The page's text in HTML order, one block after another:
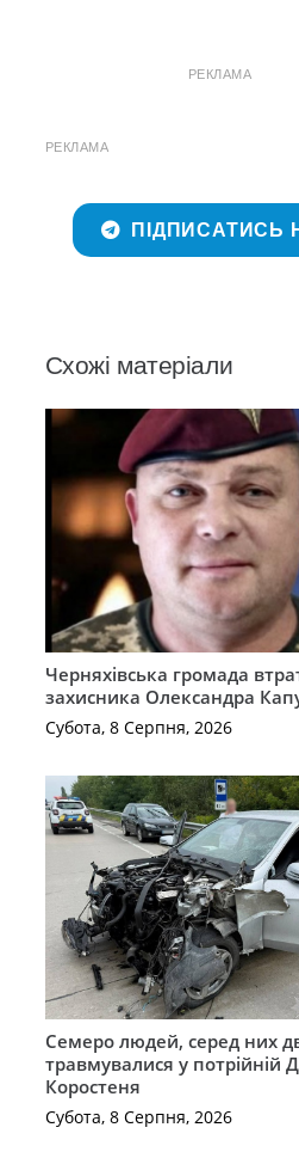
РЕКЛАМА
РЕКЛАМА
ПІДПИСАТИСЬ
Схожі матеріали
Черняхівська громада
захисника Олександра
Субота, 8 Серпня, 2026
Семеро людей, серед них
травмувалися у потрійній
Коростеня
Субота, 8 Серпня, 2026